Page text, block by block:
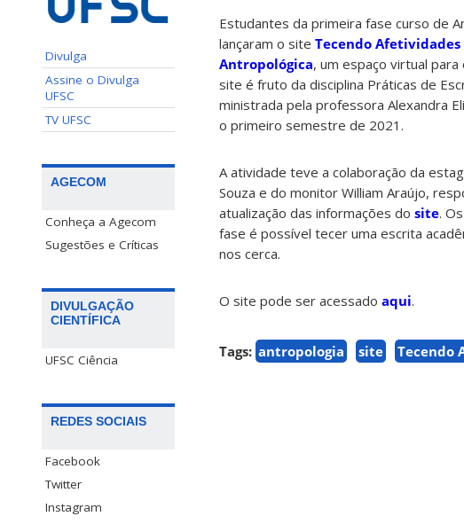
Divulga
Assine o Divulga
UFSC
TV UFSC
AGECOM
Conheça a Agecom
Sugestões e Críticas
DIVULGAÇÃO
CIENTÍFICA
UFSC Ciência
REDES SOCIAIS
Facebook
Twitter
Instagram
Estudantes da primeira fase curso de
lançaram o site Tecendo Afetividades
Antropológica, um espaço virtual
site é fruto da disciplina Práticas de
ministrada pela professora Alexandra
o primeiro semestre de 2021.
A atividade teve a colaboração da
Souza e do monitor William Araújo,
atualização das informações do site.
fase é possível tecer uma escrita
nos cerca.
O site pode ser acessado aqui.
Tags: antropologia site Tecendo